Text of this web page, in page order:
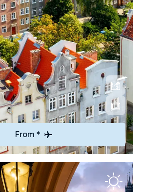
From *